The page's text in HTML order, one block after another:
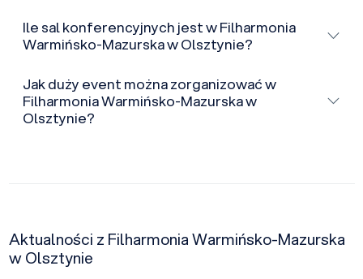
Ile sal konferencyjnych jest w Filharmonia
Warmińsko-Mazurska w Olsztynie?
Jak duży event można zorganizować w
Filharmonia Warmińsko-Mazurska w
Olsztynie?
Aktualności z Filharmonia Warmińsko-Mazurska
w Olsztynie